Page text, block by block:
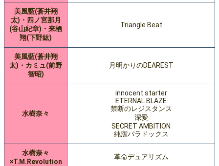
美風藍(蒼井翔
太)・四ノ宮那月
(谷山紀章)・来栖
翔(下野紘)
Triangle Beat
美風藍(蒼井翔
太)・カミュ(前野
智昭)
月明かりのDEAREST
水樹奈々
innocent starter
ETERNAL BLAZE
禁断のレジスタンス
深愛
SECRET AMBITION
純潔パラドックス
水樹奈々
×T.M.Revolution
革命デュアリズム